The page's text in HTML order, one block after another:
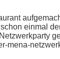
einmal
mena-